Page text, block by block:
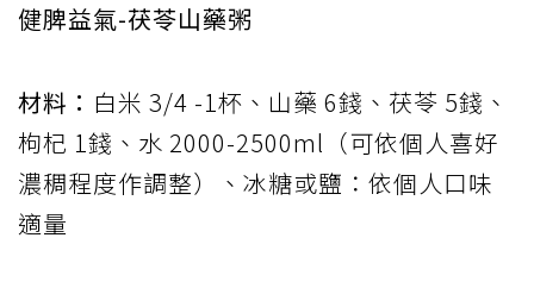
健脾益氣-茯苓山藥粥
材料： 白米 3/4 -1杯、山藥 6錢、茯苓 5錢、
枸杞 1錢、水 2000-2500ml（可依個人喜好
濃稠程度作調整）、冰糖或鹽：依個人口味
適量